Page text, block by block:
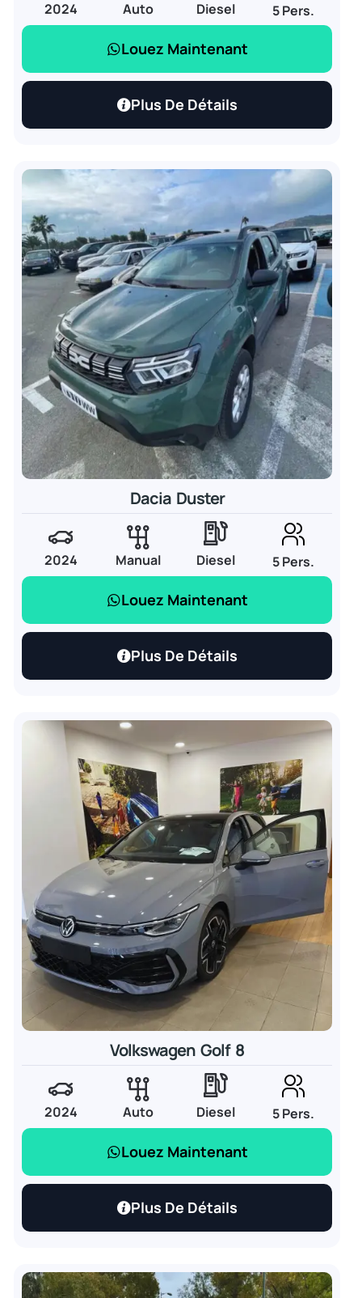
2024 Auto Diesel 5 Pers.
Louez Maintenant
Plus De Détails
Dacia Duster
2024 Manual Diesel 5 Pers.
Louez Maintenant
Plus De Détails
Volkswagen Golf 8
2024 Auto Diesel 5 Pers.
Louez Maintenant
Plus De Détails